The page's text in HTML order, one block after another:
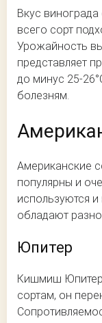
Вкус
всего сорт
Урожайность
представляет
до минус 25-
болезням.
Американские
популярны и
используются
обладают
Юпитер
Кишмиш Юпитер
сортам, он